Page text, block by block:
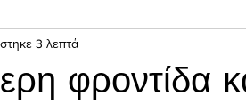
Εσωτερισμός
φροντίδα
3 λεπτά